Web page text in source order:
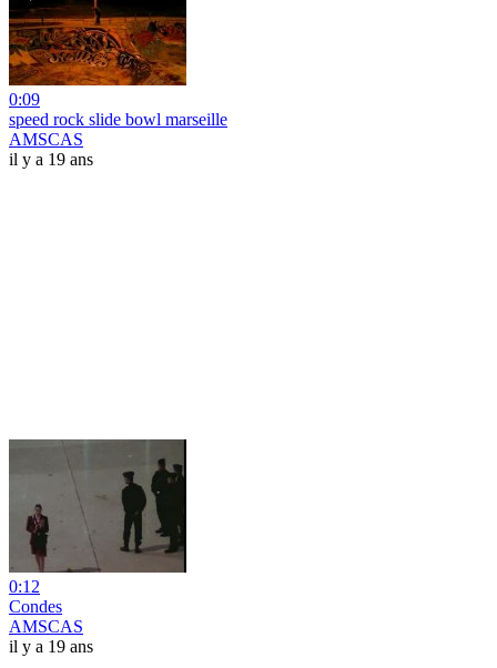
0:09
speed rock slide bowl marseille
AMSCAS
il y a 19 ans
0:12
Condes
AMSCAS
il y a 19 ans